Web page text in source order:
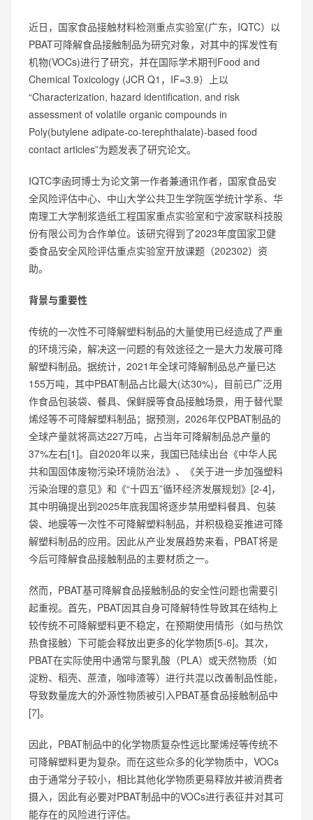
近日，国家食品接触材料检测重点实验室(广东，IQTC）以
PBAT可降解食品接触制品为研究对象，对其中的挥发性有
机物(VOCs)进行了研究，并在国际学术期刊Food and
Chemical Toxicology (JCR Q1，IF=3.9）上以
“Characterization, hazard identification, and risk
assessment of volatile organic compounds in
Poly(butylene adipate-co-terephthalate)-based food
contact articles”为题发表了研究论文。
IQTC李函珂博士为论文第一作者兼通讯作者，国家食品安
全风险评估中心、中山大学公共卫生学院医学统计学系、华
南理工大学制浆造纸工程国家重点实验室和宁波家联科技股
份有限公司为合作单位。该研究得到了2023年度国家卫健
委食品安全风险评估重点实验室开放课题（202302）资
助。
背景与重要性
传统的一次性不可降解塑料制品的大量使用已经造成了严重
的环境污染，解决这一问题的有效途径之一是大力发展可降
解塑料制品。据统计，2021年全球可降解制品总产量已达
155万吨，其中PBAT制品占比最大(达30%)，目前已广泛用
作食品包装袋、餐具、保鲜膜等食品接触场景，用于替代聚
烯烃等不可降解塑料制品；据预测，2026年仅PBAT制品的
全球产量就将高达227万吨，占当年可降解制品总产量的
37%左右[1]。自2020年以来，我国已陆续出台《中华人民
共和国固体废物污染环境防治法》、《关于进一步加强塑料
污染治理的意见》和《“十四五”循环经济发展规划》[2-4]，
其中明确提出到2025年底我国将逐步禁用塑料餐具、包装
袋、地膜等一次性不可降解塑料制品，并积极稳妥推进可降
解塑料制品的应用。因此从产业发展趋势来看，PBAT将是
今后可降解食品接触制品的主要材质之一。
然而，PBAT基可降解食品接触制品的安全性问题也需要引
起重视。首先，PBAT因其自身可降解特性导致其在结构上
较传统不可降解塑料更不稳定，在预期使用情形（如与热饮
热食接触）下可能会释放出更多的化学物质[5-6]。其次，
PBAT在实际使用中通常与聚乳酸（PLA）或天然物质（如
淀粉、稻壳、蔗渣，咖啡渣等）进行共混以改善制品性能，
导致数量庞大的外源性物质被引入PBAT基食品接触制品中
[7]。
因此，PBAT制品中的化学物质复杂性远比聚烯烃等传统不
可降解塑料更为复杂。而在这些众多的化学物质中，VOCs
由于通常分子较小，相比其他化学物质更易释放并被消费者
摄入，因此有必要对PBAT制品中的VOCs进行表征并对其可
能存在的风险进行评估。